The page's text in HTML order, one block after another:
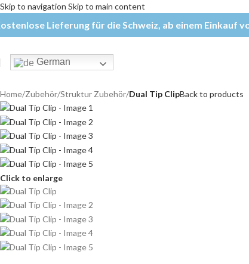
Skip to navigation Skip to main content
Lieferung für die Schweiz, ab einem Einkauf
German
Home/Zubehör/Struktur Zubehör/Dual Tip ClipBack to products
Click to enlarge